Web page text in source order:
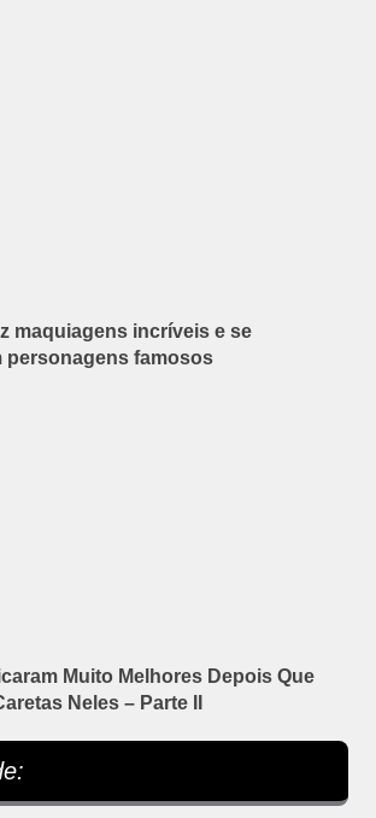
maquiagens incríveis e se
personagens famosos
Muito Melhores Depois Que
Neles – Parte II